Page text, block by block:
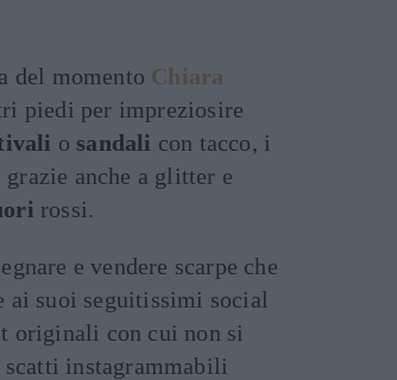
del momento Chiara
piedi per impreziosire
o sandali con tacco, i
anche a glitter e
rossi.
e vendere scarpe che
ai suoi seguitissimi social
originali con cui non si
scatti instagrammabili